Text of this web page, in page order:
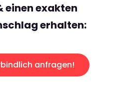
einen exakten
erhalten:
anfragen!